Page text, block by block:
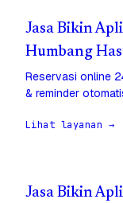
Jasa Bikin
Humbang
Reservasi online
& reminder
Lihat layanan →
Jasa Bikin